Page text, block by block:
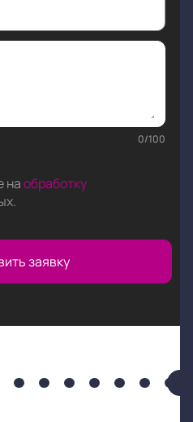
0/100
наобработку
.
заявку